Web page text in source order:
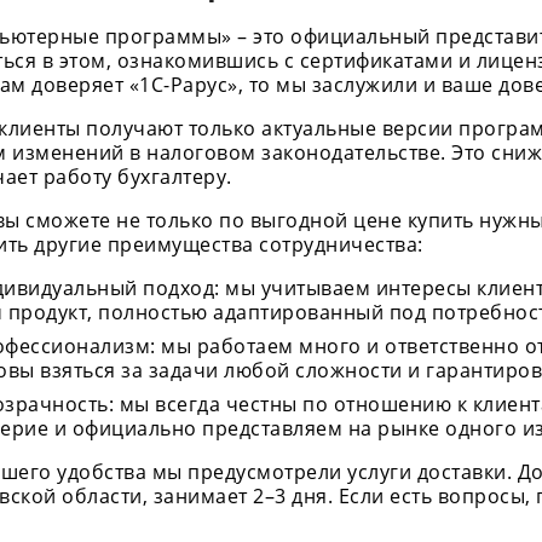
программы» – это официальный
в этом, ознакомившись с сертификатами и
доверяет «1С-Рарус», то мы заслужили и ваше
получают только актуальные версии
изменений в налоговом законодательстве. Это
работу бухгалтеру.
сможете не только по выгодной цене купить
другие преимущества сотрудничества:
подход: мы учитываем интересы
продукт, полностью адаптированный под
мы работаем много и ответственно
взяться за задачи любой сложности и
мы всегда честны по отношению к
и официально представляем на рынке одного
удобства мы предусмотрели услуги доставки.
области, занимает 2–3 дня. Если есть